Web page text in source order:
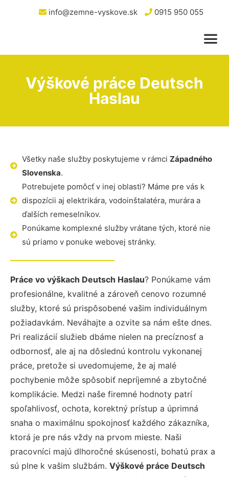
info@zemne-vyskove.sk 0915 950 055
Výškové práce Deutsch
Haslau
Všetky naše služby poskytujeme v rámci Západného
Slovenska.
Potrebujete pomôcť v inej oblasti? Máme pre vás k
dispozícii aj elektrikára, vodoinštalatéra, murára a
ďalších remeselníkov.
Ponúkame komplexné služby vrátane tých, ktoré nie
sú priamo v ponuke webovej stránky.
Práce vo výškach Deutsch Haslau? Ponúkame vám
profesionálne, kvalitné a zároveň cenovo rozumné
služby, ktoré sú prispôsobené vašim individuálnym
požiadavkám. Neváhajte a ozvite sa nám ešte dnes.
Pri realizácií služieb dbáme nielen na precíznosť a
odbornosť, ale aj na dôslednú kontrolu vykonanej
práce, pretože si uvedomujeme, že aj malé
pochybenie môže spôsobiť nepríjemné a zbytočné
komplikácie. Medzi naše firemné hodnoty patrí
spoľahlivosť, ochota, korektný prístup a úprimná
snaha o maximálnu spokojnosť každého zákazníka,
ktorá je pre nás vždy na prvom mieste. Naši
pracovníci majú dlhoročné skúsenosti, bohatú prax a
sú plne k vašim službám. Výškové práce Deutsch